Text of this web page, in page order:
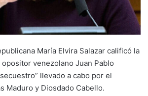
María Elvira Salazar calificó la
venezolano Juan Pablo
llevado a cabo por el
Maduro y Diosdado Cabello.